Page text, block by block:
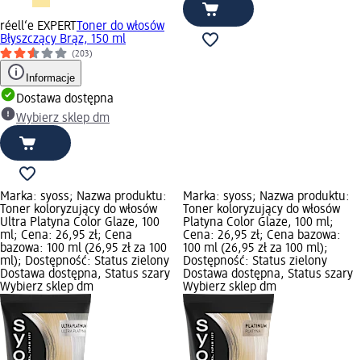
réell‘e EXPERT
Toner do włosów
Błyszczący Brąz, 150 ml
(203)
Informacje
Dostawa dostępna
Wybierz sklep dm
Marka: syoss; Nazwa produktu:
Toner koloryzujący do włosów
Ultra Platyna Color Glaze, 100
ml; Cena: 26,95 zł; Cena
bazowa: 100 ml (26,95 zł za 100
ml); Dostępność: Status zielony
Dostawa dostępna, Status szary
Wybierz sklep dm
Marka: syoss; Nazwa produktu:
Toner koloryzujący do włosów
Platyna Color Glaze, 100 ml;
Cena: 26,95 zł; Cena bazowa:
100 ml (26,95 zł za 100 ml);
Dostępność: Status zielony
Dostawa dostępna, Status szary
Wybierz sklep dm